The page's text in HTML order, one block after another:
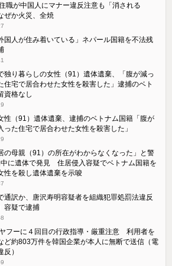
職が中国人にマナー違反注意も「消される
ぜか火災、全焼
国人が住み着いている」ネパール国籍を不法残
独り暮らしの女性（91）遺体遺棄、「腹が減っ
住宅で居合わせた女性を殺害した」逮捕のベト
資格なし
性（91）遺体遺棄、逮捕のベトナム国籍「腹が
った住宅で居合わせた女性を殺害した」
の母親（91）の所在がわからなくなった」と警
に遺体で発見 住居侵入容疑でベトナム国籍を
を殺し遺体遺棄を示唆
通訳か、唐沢寿明容疑者を組織犯罪処罰法違反
容疑で逮捕
フーに４回目の行政指導・厳重注意 利用者を
ど約803万件を韓国企業が本人に無断で送信（電
）